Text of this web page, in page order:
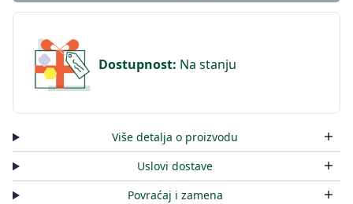
Dostupnost: Na stanju
Više detalja o proizvodu
Uslovi dostave
Povraćaj i zamena